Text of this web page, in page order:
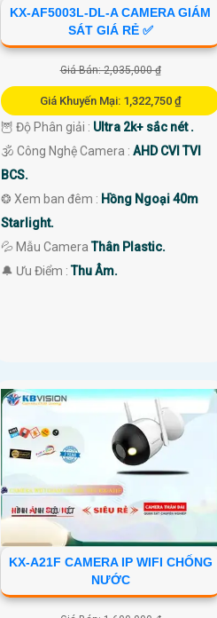
KX-AF5003L-DL-A CAMERA GIÁM
SÁT GIÁ RẺ ✅
Giá Bán: 2,035,000 ₫
Giá Khuyến Mại: 1,322,750 ₫
🦉 Độ Phân giải : Ultra 2k+ sắc nét .
🕉️ Công Nghệ Camera :AHD CVI TVI
BCS.
❂ Xem ban đêm : Hồng Ngoại 40m
Starlight.
💦 Mẫu CameraThân Plastic.
️🔔 Ưu Điểm :Thu Âm.
KX-A21F CAMERA IP WIFI CHỐNG
NƯỚC